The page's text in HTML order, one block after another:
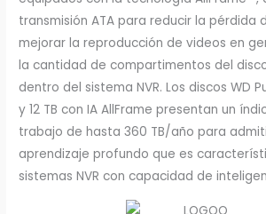
transmisión ATA para reducir la pérdida
mejorar la reproducción de videos en
la cantidad de compartimentos del
dentro del sistema NVR. Los discos WD
y 12 TB con IA AllFrame presentan un
trabajo de hasta 360 TB/año para
aprendizaje profundo que es
sistemas NVR con capacidad de